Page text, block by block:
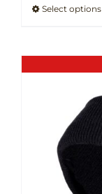
Select options